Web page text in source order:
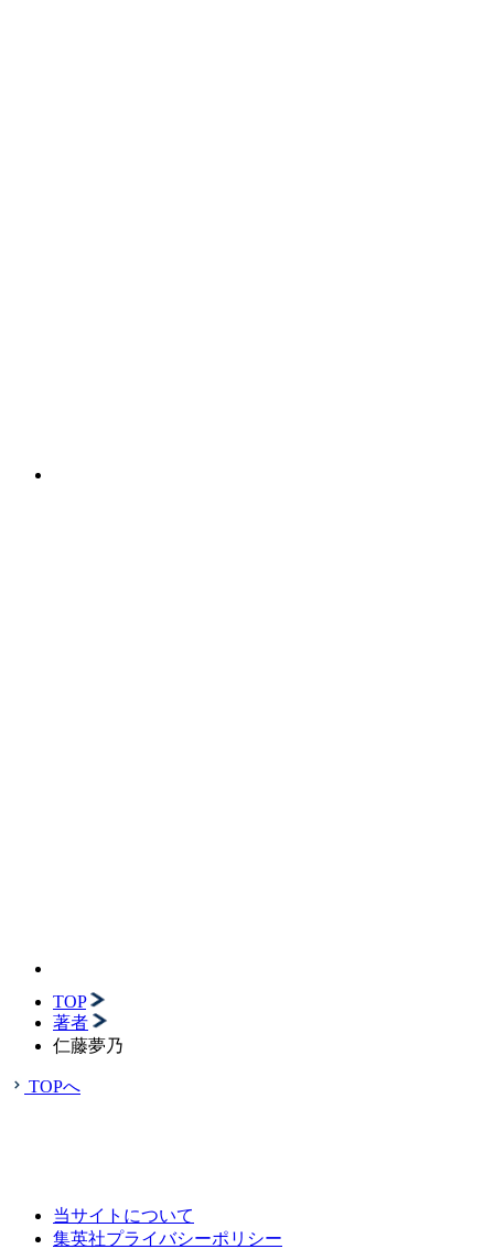
TOP
著者
仁藤夢乃
TOPへ
当サイトについて
集英社プライバシーポリシー